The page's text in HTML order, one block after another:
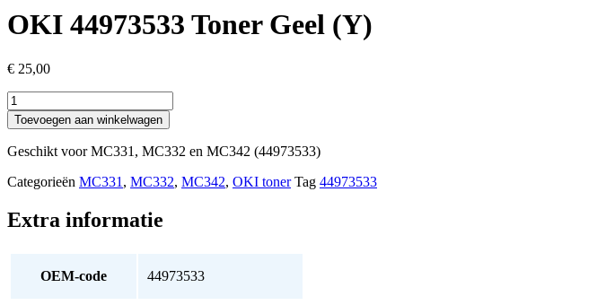
OKI 44973533 Toner Geel (Y)
€ 25,00
OKI
44973533
Toner
Geel
aantal
Toevoegen aan winkelwagen
Geschikt voor MC331, MC332 en MC342 (44973533)
Categorieën MC331 , MC332, MC342, OKI toner Tag 44973533
Extra informatie
OEM-code 44973533